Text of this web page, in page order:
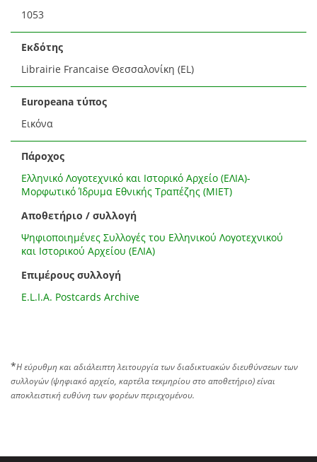
1053
Εκδότης
Librairie Francaise Θεσσαλονίκη (EL)
Europeana τύπος
Εικόνα
Πάροχος
Ελληνικό Λογοτεχνικό και Ιστορικό Αρχείο (ΕΛΙΑ)-
Μορφωτικό Ίδρυμα Εθνικής Τραπέζης (ΜΙΕΤ)
Αποθετήριο / συλλογή
Ψηφιοποιημένες Συλλογές του Ελληνικού Λογοτεχνικού
και Ιστορικού Αρχείου (ΕΛΙΑ)
Επιμέρους συλλογή
E.L.I.A. Postcards Archive
*Η εύρυθμη και αδιάλειπτη λειτουργία των διαδικτυακών διευθύνσεων των
συλλογών (ψηφιακό αρχείο, καρτέλα τεκμηρίου στο αποθετήριο) είναι
αποκλειστική ευθύνη των φορέων περιεχομένου.